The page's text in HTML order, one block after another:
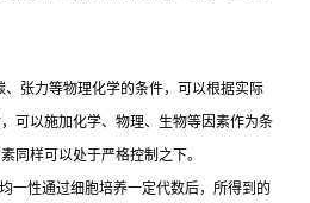
张力等物理化学的条件，可以根据实际
可以施加化学、物理、生物等因素作为条
同样可以处于严格控制之下。
一性通过细胞培养一定代数后，所得到的